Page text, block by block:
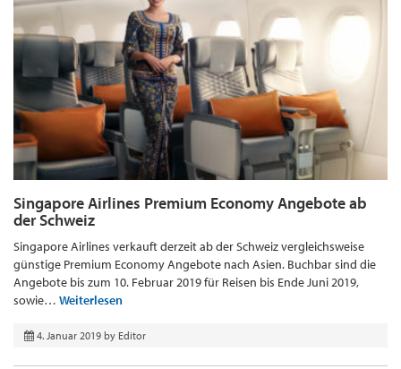
Singapore Airlines Premium Economy Angebote ab
der Schweiz
Singapore Airlines verkauft derzeit ab der Schweiz vergleichsweise
günstige Premium Economy Angebote nach Asien. Buchbar sind die
Angebote bis zum 10. Februar 2019 für Reisen bis Ende Juni 2019,
sowie… Weiterlesen
4. Januar 2019 by Editor